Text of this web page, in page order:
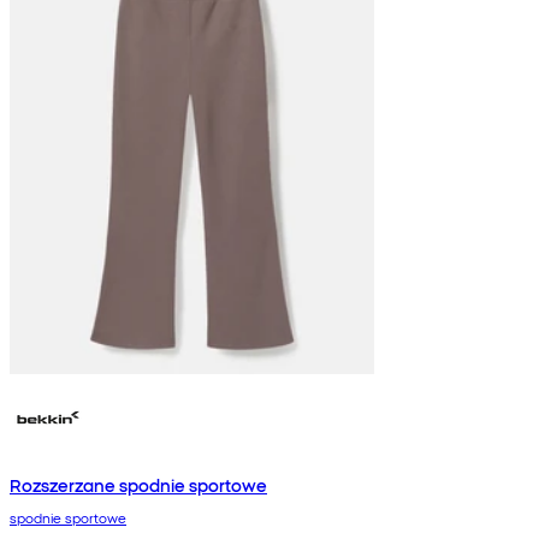
Rozszerzane spodnie sportowe
spodnie sportowe